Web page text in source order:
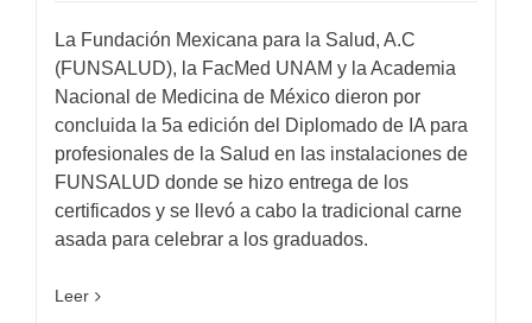
La Fundación Mexicana para la Salud, A.C
(FUNSALUD), la FacMed UNAM y la Academia
Nacional de Medicina de México dieron por
concluida la 5a edición del Diplomado de IA para
profesionales de la Salud en las instalaciones de
FUNSALUD donde se hizo entrega de los
certificados y se llevó a cabo la tradicional carne
asada para celebrar a los graduados.
Leer